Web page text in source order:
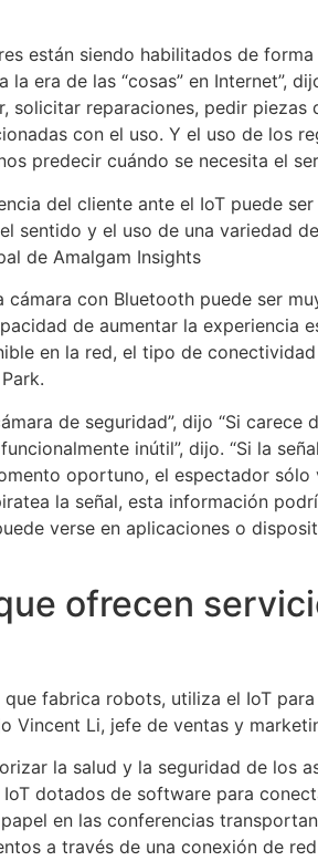
están siendo habilitados de
la era de las “cosas” en Internet”,
solicitar reparaciones, pedir
con el uso. Y el uso de los
predecir cuándo se necesita el
del cliente ante el IoT puede
sentido y el uso de una variedad
de Amalgam Insights
cámara con Bluetooth puede ser
de aumentar la experiencia
en la red, el tipo de
de seguridad”, dijo “Si
inútil”, dijo. “Si la
oportuno, el espectador
la señal, esta información
verse en aplicaciones o
ofrecen
que fabrica robots, utiliza el IoT
Vincent Li, jefe de ventas y
la salud y la seguridad de los
dotados de software para
en las conferencias
a través de una conexión de